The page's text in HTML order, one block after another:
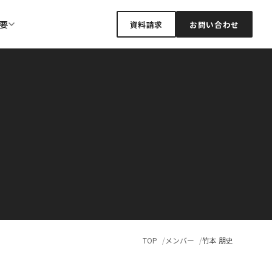
資料請求 お問い合わせ
TOP メンバー 竹本 朋史